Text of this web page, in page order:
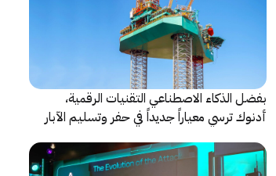
بفضل الذكاء الاصطناعي التقنيات الرقمية،
أدنوك ترسي معياراً جديداً في حفر وتسليم الآبار